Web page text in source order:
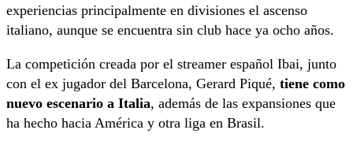
experiencias principalmente en divisiones el ascenso
italiano, aunque se encuentra sin club hace ya ocho años.
La competición creada por el streamer español Ibai, junto
con el ex jugador del Barcelona, Gerard Piqué, tiene como
nuevo escenario a Italia, además de las expansiones que
ha hecho hacia América y otra liga en Brasil.